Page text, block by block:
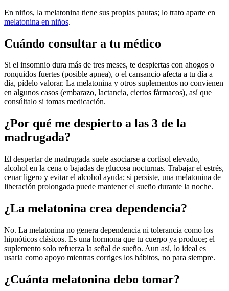
En niños, la melatonina tiene sus propias pautas; lo trato aparte en
melatonina en niños.
Cuándo consultar a tu médico
Si el insomnio dura más de tres meses, te despiertas con ahogos o
ronquidos fuertes (posible apnea), o el cansancio afecta a tu día a
día, pídelo valorar. La melatonina y otros suplementos no convienen
en algunos casos (embarazo, lactancia, ciertos fármacos), así que
consúltalo si tomas medicación.
¿Por qué me despierto a las 3 de la
madrugada?
El despertar de madrugada suele asociarse a cortisol elevado,
alcohol en la cena o bajadas de glucosa nocturnas. Trabajar el estrés,
cenar ligero y evitar el alcohol ayuda; si persiste, una melatonina de
liberación prolongada puede mantener el sueño durante la noche.
¿La melatonina crea dependencia?
No. La melatonina no genera dependencia ni tolerancia como los
hipnóticos clásicos. Es una hormona que tu cuerpo ya produce; el
suplemento solo refuerza la señal de sueño. Aun así, lo ideal es
usarla como apoyo mientras corriges los hábitos, no para siempre.
¿Cuánta melatonina debo tomar?